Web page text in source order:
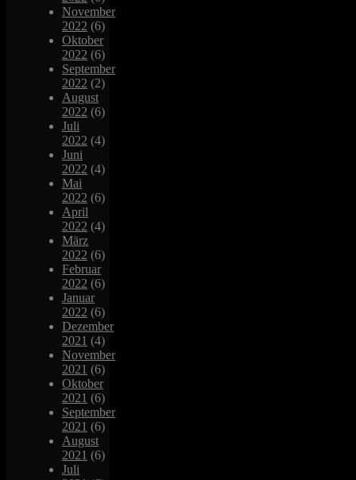
November
2022 (6)
Oktober
2022 (6)
September
2022 (2)
August
2022 (6)
Juli
2022 (4)
Juni
2022 (4)
Mai
2022 (6)
April
2022 (4)
März
2022 (6)
Februar
2022 (6)
Januar
2022 (6)
Dezember
2021 (4)
November
2021 (6)
Oktober
2021 (6)
September
2021 (6)
August
2021 (6)
Juli